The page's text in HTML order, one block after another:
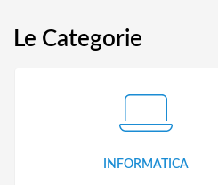
Le Categorie
INFORMATICA